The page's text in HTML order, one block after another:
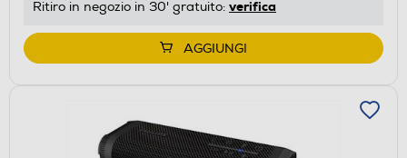
Ritiro in negozio in 30' gratuito: verifica
AGGIUNGI